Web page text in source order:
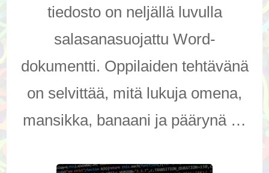
tiedosto on neljällä luvulla
salasanasuojattu Word-
dokumentti. Oppilaiden tehtävänä
on selvittää, mitä lukuja omena,
mansikka, banaani ja päärynä …